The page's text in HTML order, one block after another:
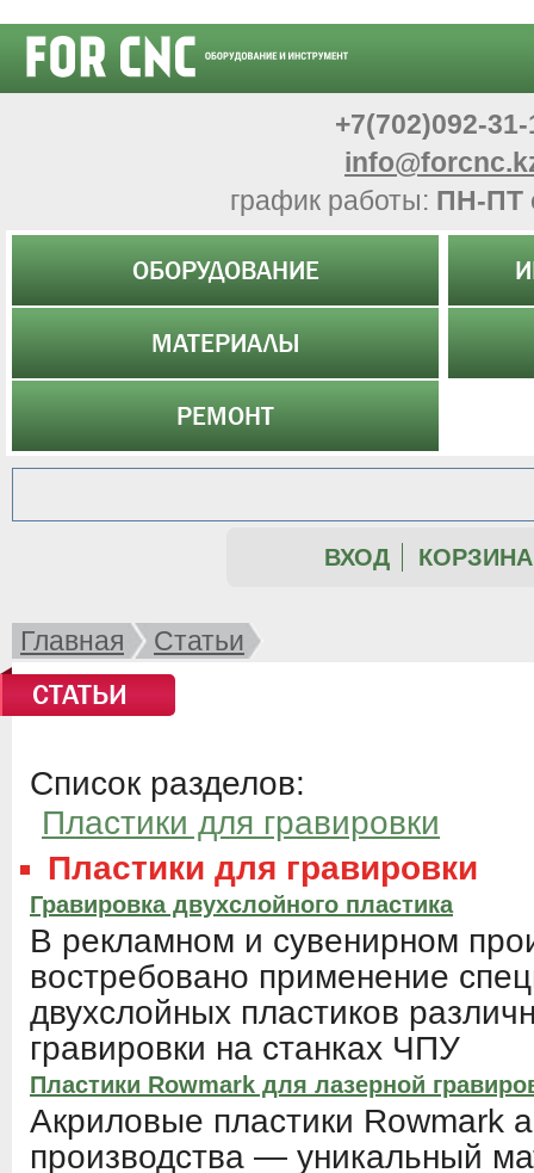
+7(702)092-31-
график работы: ПН-ПТ
ОБОРУДОВАНИЕ
МАТЕРИАЛЫ
РЕМОНТ
ВХОД КОРЗИНА
Главная Статьи
СТАТЬИ
Список разделов:
Пластики для гравировки
Пластики для гравировки
Гравировка двухслойного пластика
В рекламном и сувенирном
востребовано применение
двухслойных пластиков
гравировки на станках ЧПУ
Пластики Rowmark для лазерной
Акриловые пластики Rowmark
производства — уникальный